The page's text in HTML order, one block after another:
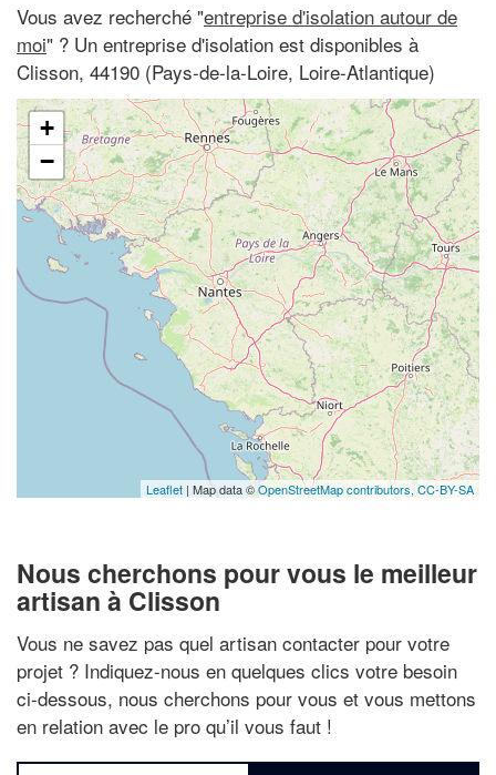
Vous avez recherché "entreprise d'isolation autour de
moi" ? Un entreprise d'isolation est disponibles à
Clisson, 44190 (Pays-de-la-Loire, Loire-Atlantique)
+
−
Leaflet | Map data ©OpenStreetMap contributors, CC-BY-SA
Nous cherchons pour vous le meilleur
artisan à Clisson
Vous ne savez pas quel artisan contacter pour votre
projet ? Indiquez-nous en quelques clics votre besoin
ci-dessous, nous cherchons pour vous et vous mettons
en relation avec le pro qu’il vous faut !